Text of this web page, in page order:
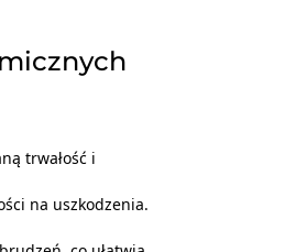
trwałość i
na uszkodzenia.